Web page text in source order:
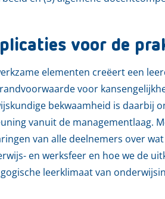
voor de
elementen creëert een
voor
bekwaamheid is daarbij
vanuit de managementlaag.
van alle deelnemers over
en werksfeer en hoe we de
leerklimaat van